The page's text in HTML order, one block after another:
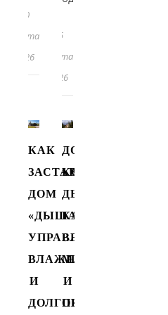
20
марта
2026
15
марта
2026
КАК
ЗАСТАВИТЬ
ДОМ
«ДЫШАТЬ»:
УПРАВЛЕНИЕ
ВЛАЖНОСТЬЮ
И
ДОЛГОВЕЧНОСТЬЮ
ДОМ,
КОТОРЫЙ
ДЫШИТ:
КАК
ВЫБИРАТЬ
МАТЕРИАЛЫ
И
ПРОЕКТИРОВАТЬ